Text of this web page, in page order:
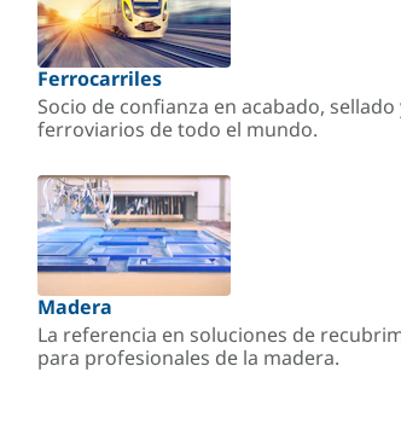
Ferrocarriles
Socio de confianza en acabado,
ferroviarios de todo el mundo.
Madera
La referencia en soluciones de
para profesionales de la madera.